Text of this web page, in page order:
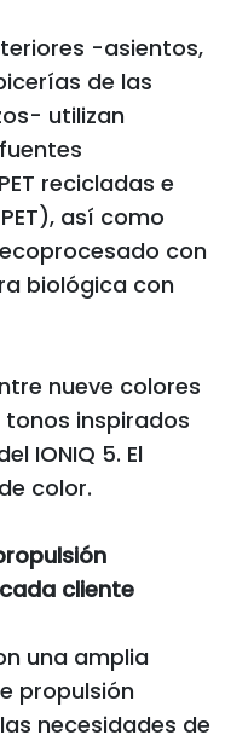
-asientos,
de las
utilizan
recicladas e
así como
con
biológica con
nueve colores
inspirados
IONIQ 5. El
color.
cliente
una amplia
propulsión
necesidades de